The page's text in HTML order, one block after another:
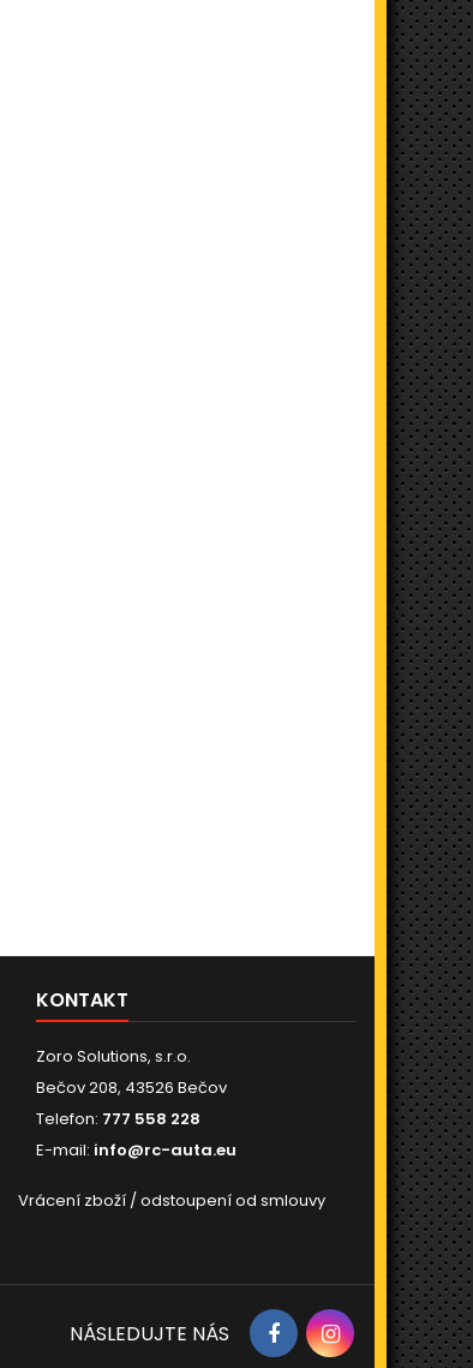
KONTAKT
Zoro Solutions, s.r.o.
Bečov 208, 43526 Bečov
Telefon: 777 558 228
E-mail: info@rc-auta.eu
Vrácení zboží / odstoupení od smlouvy
NÁSLEDUJTE NÁS